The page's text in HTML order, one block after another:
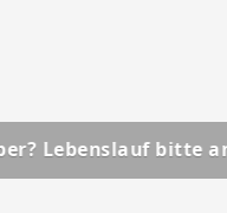
bitte an